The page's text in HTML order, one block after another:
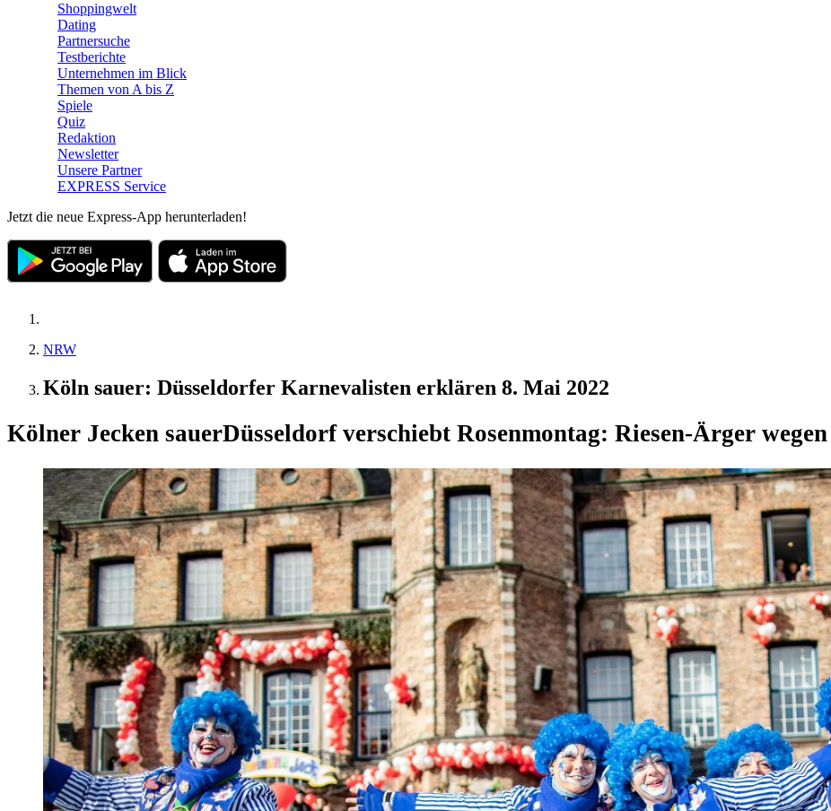
Shoppingwelt
Dating
Partnersuche
Testberichte
Unternehmen im Blick
Themen von A bis Z
Spiele
Quiz
Redaktion
Newsletter
Unsere Partner
EXPRESS Service
Jetzt die neue Express-App herunterladen!
NRW
Köln sauer: Düsseldorfer Karnevalisten erklären 8. Mai 2022
Kölner Jecken sauerDüsseldorf verschiebt Rosenmontag: Riesen-Ärger